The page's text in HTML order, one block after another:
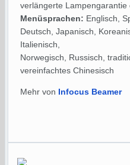
verlängerte Lampengarantie
Menüsprachen: Englisch,
Deutsch, Japanisch,
Italienisch,
Norwegisch, Russisch,
vereinfachtes Chinesisch
Mehr von Infocus Beamer